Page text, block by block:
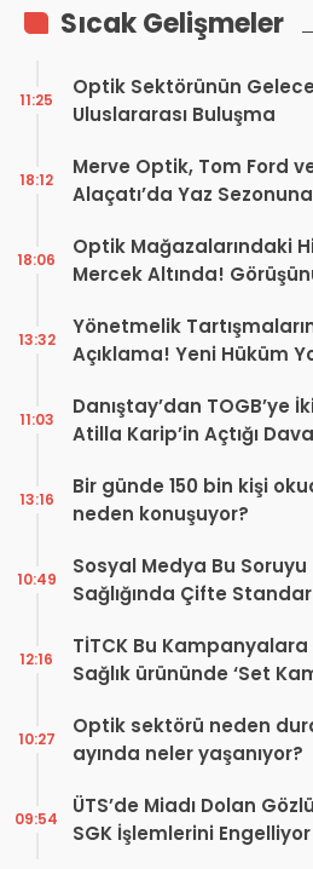
Sıcak Gelişmeler
Optik Sektörünün
Uluslararası Buluşma
11:25
Merve Optik, Tom Ford
Alaçatı’da Yaz Sezonuna
18:12
Optik Mağazalarındaki
Mercek Altında!
18:06
Yönetmelik
Açıklama! Yeni Hüküm
13:32
Danıştay’dan TOGB’ye
Atilla Karip’in Açtığı
11:03
Bir günde 150 bin kişi
neden konuşuyor?
13:16
Sosyal Medya Bu
Sağlığında Çifte
10:49
TİTCK Bu
Sağlık ürününde ‘Set
12:16
Optik sektörü neden
ayında neler yaşanıyor?
10:27
ÜTS’de Miadı Dolan
SGK İşlemlerini
09:54